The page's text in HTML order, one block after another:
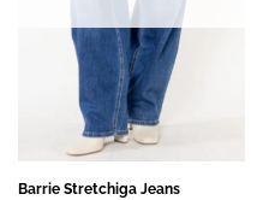
Barrie Stretchiga Jeans